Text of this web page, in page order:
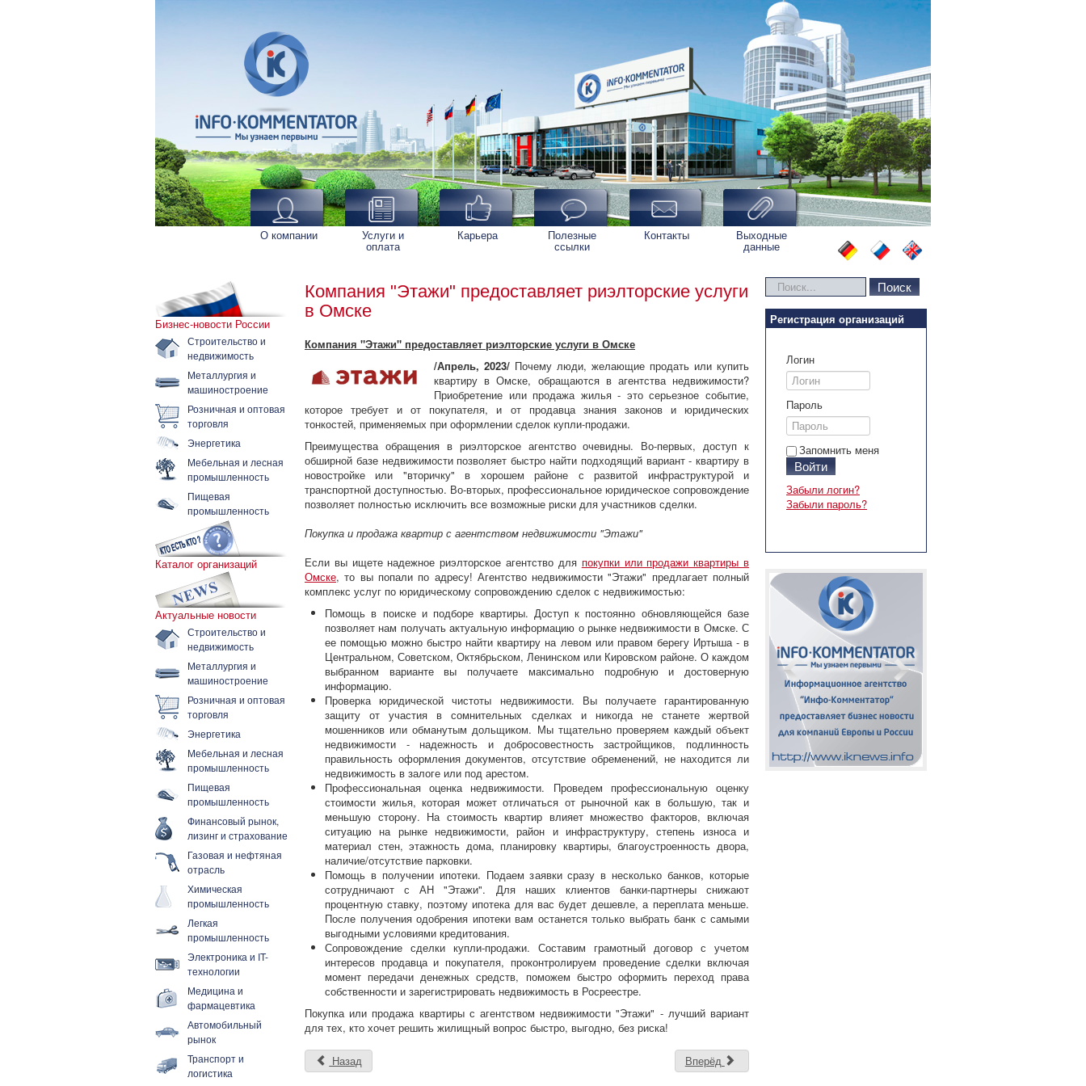
О компании Услуги и
оплата
Карьера Полезные
ссылки
Контакты Выходные
данные
Бизнес-новости России
Строительство и
недвижимость
Металлургия и
машиностроение
Розничная и оптовая
торговля
Энергетика
Мебельная и лесная
промышленность
Пищевая
промышленность
Каталог организаций
Актуальные новости
Строительство и
недвижимость
Металлургия и
машиностроение
Розничная и оптовая
торговля
Энергетика
Мебельная и лесная
промышленность
Пищевая
промышленность
Финансовый рынок,
лизинг и страхование
Газовая и нефтяная
отрасль
Химическая
промышленность
Легкая
промышленность
Электроника и IT-
технологии
Медицина и
фармацевтика
Автомобильный
рынок
Транспорт и
логистика
Компания "Этажи" предоставляет риэлторские услуги
в Омске
Компания "Этажи" предоставляет риэлторские услуги в Омске
/Апрель, 2023/ Почему люди, желающие продать или купить
квартиру в Омске, обращаются в агентства недвижимости?
Приобретение или продажа жилья - это серьезное событие,
которое требует и от покупателя, и от продавца знания законов и юридических
тонкостей, применяемых при оформлении сделок купли-продажи.
Преимущества обращения в риэлторское агентство очевидны. Во-первых, доступ к
обширной базе недвижимости позволяет быстро найти подходящий вариант - квартиру в
новостройке или "вторичку" в хорошем районе с развитой инфраструктурой и
транспортной доступностью. Во-вторых, профессиональное юридическое сопровождение
позволяет полностью исключить все возможные риски для участников сделки.
Покупка и продажа квартир с агентством недвижимости "Этажи"
Если вы ищете надежное риэлторское агентство для покупки или продажи квартиры в
Омске, то вы попали по адресу! Агентство недвижимости "Этажи" предлагает полный
комплекс услуг по юридическому сопровождению сделок с недвижимостью:
Помощь в поиске и подборе квартиры. Доступ к постоянно обновляющейся базе
позволяет нам получать актуальную информацию о рынке недвижимости в Омске. С
ее помощью можно быстро найти квартиру на левом или правом берегу Иртыша - в
Центральном, Советском, Октябрьском, Ленинском или Кировском районе. О каждом
выбранном варианте вы получаете максимально подробную и достоверную
информацию.
Проверка юридической чистоты недвижимости. Вы получаете гарантированную
защиту от участия в сомнительных сделках и никогда не станете жертвой
мошенников или обманутым дольщиком. Мы тщательно проверяем каждый объект
недвижимости - надежность и добросовестность застройщиков, подлинность
правильность оформления документов, отсутствие обременений, не находится ли
недвижимость в залоге или под арестом.
Профессиональная оценка недвижимости. Проведем профессиональную оценку
стоимости жилья, которая может отличаться от рыночной как в большую, так и
меньшую сторону. На стоимость квартир влияет множество факторов, включая
ситуацию на рынке недвижимости, район и инфраструктуру, степень износа и
материал стен, этажность дома, планировку квартиры, благоустроенность двора,
наличие/отсутствие парковки.
Помощь в получении ипотеки. Подаем заявки сразу в несколько банков, которые
сотрудничают с АН "Этажи". Для наших клиентов банки-партнеры снижают
процентную ставку, поэтому ипотека для вас будет дешевле, а переплата меньше.
После получения одобрения ипотеки вам останется только выбрать банк с самыми
выгодными условиями кредитования.
Сопровождение сделки купли-продажи. Составим грамотный договор с учетом
интересов продавца и покупателя, проконтролируем проведение сделки включая
момент передачи денежных средств, поможем быстро оформить переход права
собственности и зарегистрировать недвижимость в Росреестре.
Покупка или продажа квартиры с агентством недвижимости "Этажи" - лучший вариант
для тех, кто хочет решить жилищный вопрос быстро, выгодно, без риска!
Назад Вперёд
Искать... Поиск
Регистрация организаций
Логин
Пароль
Запомнить меня
Войти
Забыли логин?
Забыли пароль?